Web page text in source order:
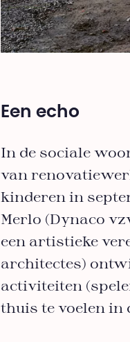
Een echo
In de sociale
van
kinderen in
Merlo (Dynaco
een artistieke
architectes)
activiteiten
thuis te voelen in